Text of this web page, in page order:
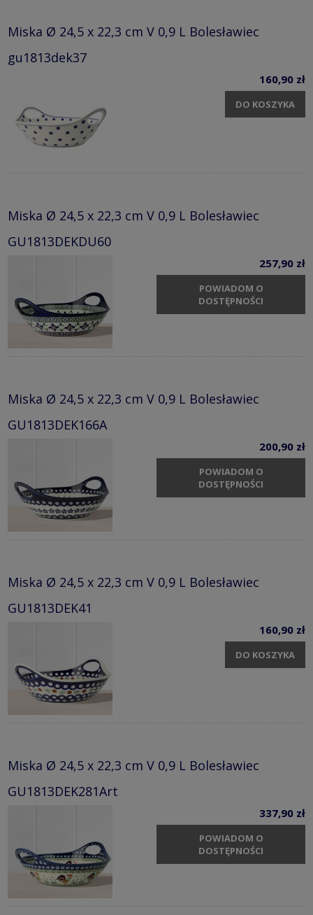
Miska Ø 24,5 x 22,3 cm V 0,9 L Bolesławiec
gu1813dek37
160,90 zł
DO KOSZYKA
Miska Ø 24,5 x 22,3 cm V 0,9 L Bolesławiec
GU1813DEKDU60
257,90 zł
POWIADOM O
DOSTĘPNOŚCI
Miska Ø 24,5 x 22,3 cm V 0,9 L Bolesławiec
GU1813DEK166A
200,90 zł
POWIADOM O
DOSTĘPNOŚCI
Miska Ø 24,5 x 22,3 cm V 0,9 L Bolesławiec
GU1813DEK41
160,90 zł
DO KOSZYKA
Miska Ø 24,5 x 22,3 cm V 0,9 L Bolesławiec
GU1813DEK281Art
337,90 zł
POWIADOM O
DOSTĘPNOŚCI